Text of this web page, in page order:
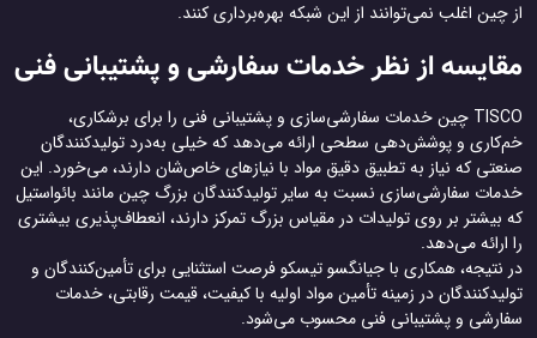
از چین اغلب نمی‌توانند از این شبکه بهره‌برداری کنند.
مقایسه از نظر خدمات سفارشی و پشتیبانی فنی
TISCO چین خدمات سفارشی‌سازی و پشتیبانی فنی را برای برشکاری،
خم‌کاری و پوشش‌دهی سطحی ارائه می‌دهد که خیلی به‌درد تولیدکنندگان
صنعتی که نیاز به تطبیق دقیق مواد با نیازهای خاص‌شان دارند، می‌خورد. این
خدمات سفارشی‌سازی نسبت به سایر تولیدکنندگان بزرگ چین مانند بائو‌استیل
که بیشتر بر روی تولیدات در مقیاس بزرگ تمرکز دارند، انعطاف‌پذیری بیشتری
را ارائه می‌دهد.
در نتیجه، همکاری با جیانگسو تیسکو فرصت استثنایی برای تأمین‌کنندگان و
تولیدکنندگان در زمینه تأمین مواد اولیه با کیفیت، قیمت رقابتی، خدمات
سفارشی و پشتیبانی فنی محسوب می‌شود.